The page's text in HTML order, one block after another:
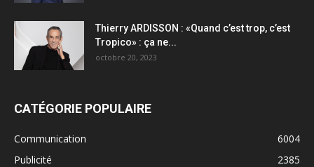
Thierry ARDISSON : «Quand c’est trop, c’est
Tropico» : ça ne...
octobre 20, 2023
CATÉGORIE POPULAIRE
Communication
6004
Publicité
2385